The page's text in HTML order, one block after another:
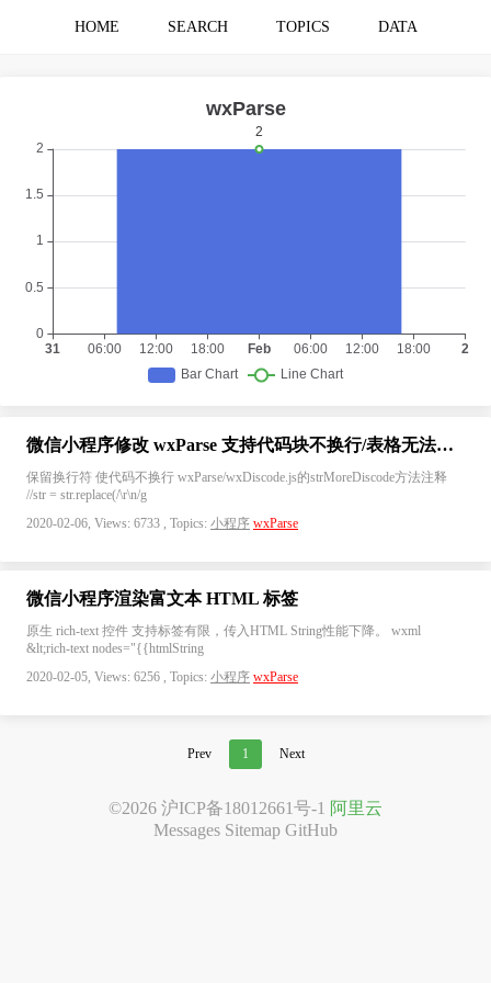
HOME SEARCH TOPICS DATA
微信小程序修改 wxParse 支持代码块不换行/表格无法横向滚动等
保留换行符 使代码不换行 wxParse/wxDiscode.js的strMoreDiscode方法注释
//str = str.replace(/\r\n/g
2020-02-06, Views: 6733 , Topics: 小程序 wxParse
微信小程序渲染富文本 HTML 标签
原生 rich-text 控件 支持标签有限，传入HTML String性能下降。 wxml
&lt;rich-text nodes="{{htmlString
2020-02-05, Views: 6256 , Topics: 小程序 wxParse
Prev 1 Next
©2026 沪ICP备18012661号-1 阿里云
Messages Sitemap GitHub